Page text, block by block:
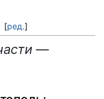
[ред.]
—